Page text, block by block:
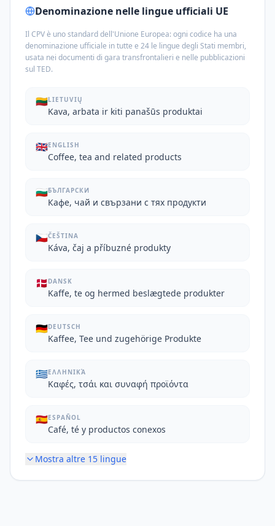
Denominazione nelle lingue ufficiali UE
Il CPV è uno standard dell'Unione Europea: ogni codice ha una
denominazione ufficiale in tutte e 24 le lingue degli Stati membri,
usata nei documenti di gara transfrontalieri e nelle pubblicazioni
sul TED.
🇱🇹LIETUVIŲ
Kava, arbata ir kiti panašūs produktai
🇬🇧ENGLISH
Coffee, tea and related products
🇧🇬БЪЛГАРСКИ
Кафе, чай и свързани с тях продукти
🇨🇿ČEŠTINA
Káva, čaj a příbuzné produkty
🇩🇰 DANSK
Kaffe, te og hermed beslægtede produkter
🇩🇪DEUTSCH
Kaffee, Tee und zugehörige Produkte
🇬🇷ΕΛΛΗΝΙΚΆ
Καφές, τσάι και συναφή προϊόντα
🇪🇸ESPAÑOL
Café, té y productos conexos
Mostra altre 15 lingue